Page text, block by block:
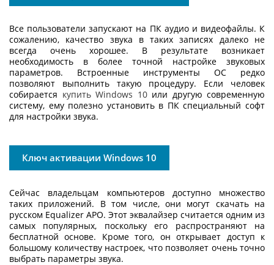
Все пользователи запускают на ПК аудио и видеофайлы. К
сожалению, качество звука в таких записях далеко не
всегда очень хорошее. В результате возникает
необходимость в более точной настройке звуковых
параметров. Встроенные инструменты ОС редко
позволяют выполнить такую процедуру. Если человек
собирается купить Windows 10или другую современную
систему, ему полезно установить в ПК специальный софт
для настройки звука.
Ключ активации Windows 10
Сейчас владельцам компьютеров доступно множество
таких приложений. В том числе, они могут скачать на
русском Equalizer APO. Этот эквалайзер считается одним из
самых популярных, поскольку его распространяют на
бесплатной основе. Кроме того, он открывает доступ к
большому количеству настроек, что позволяет очень точно
выбрать параметры звука.